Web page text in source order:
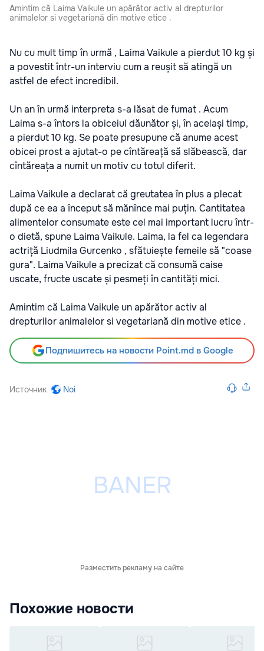
Amintim că Laima Vaikule un apărător activ al drepturilor
animalelor si vegetariană din motive etice .
Nu cu mult timp în urmă , Laima Vaikule a pierdut 10 kg și
a povestit într-un interviu cum a reușit să atingă un
astfel de efect incredibil.
Un an în urmă interpreta s-a lăsat de fumat . Acum
Laima s-a întors la obiceiul dăunător și, în același timp,
a pierdut 10 kg. Se poate presupune că anume acest
obicei prost a ajutat-o pe cîntăreață să slăbească, dar
cîntăreața a numit un motiv cu totul diferit.
Laima Vaikule a declarat că greutatea în plus a plecat
după ce ea a început să mănînce mai puțin. Cantitatea
alimentelor consumate este cel mai important lucru într-
o dietă, spune Laima Vaikule. Laima, la fel ca legendara
actriță Liudmila Gurcenko , sfătuiește femeile să "coase
gura". Laima Vaikule a precizat că consumă caise
uscate, fructe uscate și pesmeți în cantități mici.
Amintim că Laima Vaikule un apărător activ al
drepturilor animalelor si vegetariană din motive etice .
Подпишитесь на новости Point.md в Google
Источник Noi
Разместить рекламу на сайте
Похожие новости